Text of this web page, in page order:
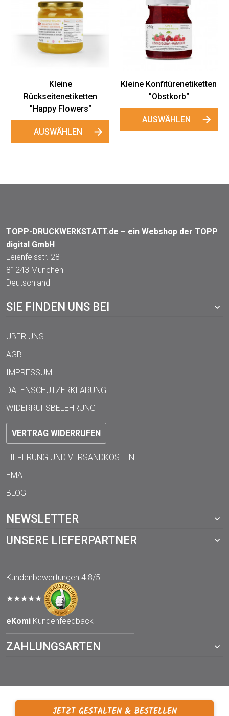
JETZT GESTALTEN & BESTELLEN
Kleine
Rückseitenetiketten
"Happy Flowers"
AUSWÄHLEN
Kleine Konfitürenetiketten
"Obstkorb"
AUSWÄHLEN
TOPP-DRUCKWERKSTATT.de – ein Webshop der TOPP
digital GmbH
Leienfelsstr. 28
81243 München
Deutschland
SIE FINDEN UNS BEI
ÜBER UNS
AGB
IMPRESSUM
DATENSCHUTZERKLÄRUNG
WIDERRUFSBELEHRUNG
VERTRAG WIDERRUFEN
LIEFERUNG UND VERSANDKOSTEN
EMAIL
BLOG
NEWSLETTER
UNSERE LIEFERPARTNER
Kundenbewertungen 4.8/5
★★★★★
eKomi Kundenfeedback
ZAHLUNGSARTEN
© 2021 TOPP-DRUCKWERKSTATT.de – ein Webshop von der